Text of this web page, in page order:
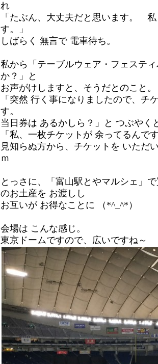
れ
「たぶん、大丈夫だと思います。
す。」
しばらく 無言で 電車待ち。
私から「テーブルウェア・フェステ
か？」と
お声がけしますと、そうだとのこと。
「突然 行く事になりましたので、チ
す。
当日券は あるかしら？」と つぶやく
「私、一枚チケットが 余ってるんで
見知らぬ方から、チケットを いただ
ｍ
とっさに、「富山駅とやマルシェ」
のお土産を お渡しし
お互いが お得なことに （*^_^*）
会場は こんな感じ。
東京ドームですので、広いですね～